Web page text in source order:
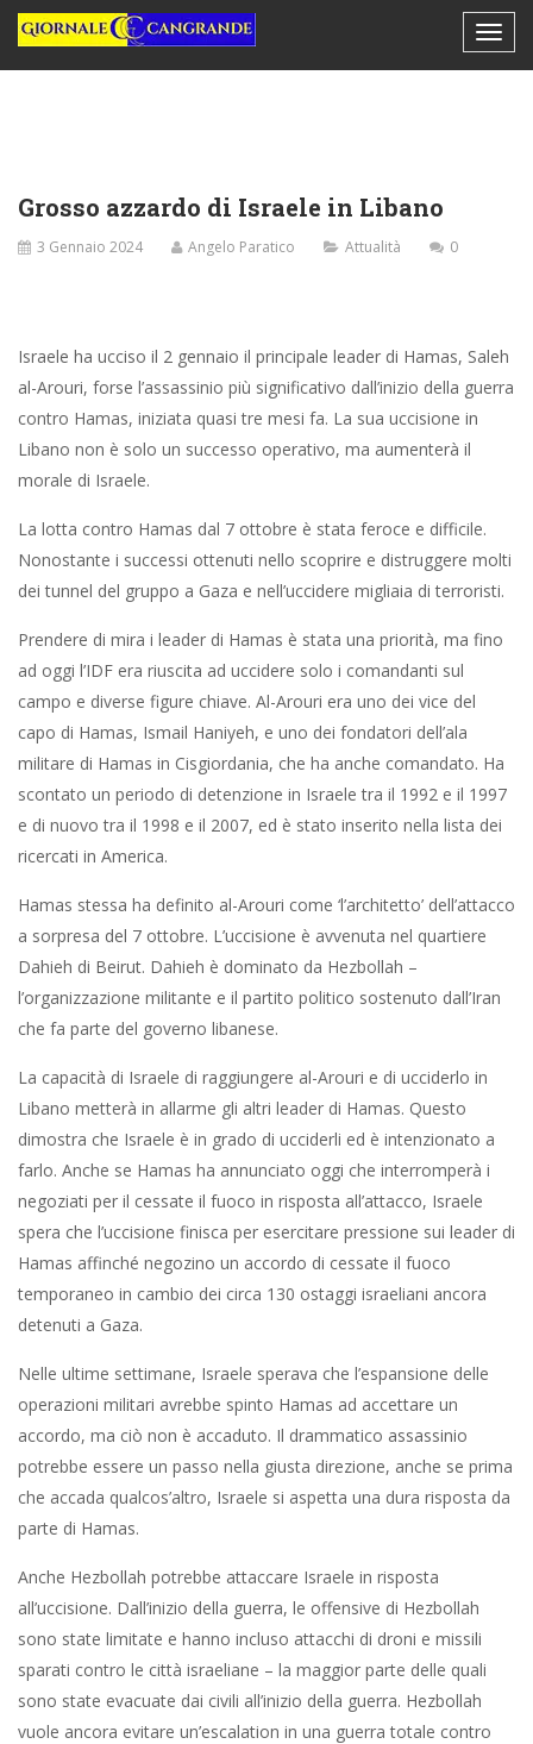
Grosso azzardo di Israele in Libano
3 Gennaio 2024 Angelo Paratico Attualità 0
Israele ha ucciso il 2 gennaio il principale leader di Hamas, Saleh
al-Arouri, forse l’assassinio più significativo dall’inizio della guerra
contro Hamas, iniziata quasi tre mesi fa. La sua uccisione in
Libano non è solo un successo operativo, ma aumenterà il
morale di Israele.
La lotta contro Hamas dal 7 ottobre è stata feroce e difficile.
Nonostante i successi ottenuti nello scoprire e distruggere molti
dei tunnel del gruppo a Gaza e nell’uccidere migliaia di terroristi.
Prendere di mira i leader di Hamas è stata una priorità, ma fino
ad oggi l’IDF era riuscita ad uccidere solo i comandanti sul
campo e diverse figure chiave. Al-Arouri era uno dei vice del
capo di Hamas, Ismail Haniyeh, e uno dei fondatori dell’ala
militare di Hamas in Cisgiordania, che ha anche comandato. Ha
scontato un periodo di detenzione in Israele tra il 1992 e il 1997
e di nuovo tra il 1998 e il 2007, ed è stato inserito nella lista dei
ricercati in America.
Hamas stessa ha definito al-Arouri come ‘l’architetto’ dell’attacco
a sorpresa del 7 ottobre. L’uccisione è avvenuta nel quartiere
Dahieh di Beirut. Dahieh è dominato da Hezbollah –
l’organizzazione militante e il partito politico sostenuto dall’Iran
che fa parte del governo libanese.
La capacità di Israele di raggiungere al-Arouri e di ucciderlo in
Libano metterà in allarme gli altri leader di Hamas. Questo
dimostra che Israele è in grado di ucciderli ed è intenzionato a
farlo. Anche se Hamas ha annunciato oggi che interromperà i
negoziati per il cessate il fuoco in risposta all’attacco, Israele
spera che l’uccisione finisca per esercitare pressione sui leader di
Hamas affinché negozino un accordo di cessate il fuoco
temporaneo in cambio dei circa 130 ostaggi israeliani ancora
detenuti a Gaza.
Nelle ultime settimane, Israele sperava che l’espansione delle
operazioni militari avrebbe spinto Hamas ad accettare un
accordo, ma ciò non è accaduto. Il drammatico assassinio
potrebbe essere un passo nella giusta direzione, anche se prima
che accada qualcos’altro, Israele si aspetta una dura risposta da
parte di Hamas.
Anche Hezbollah potrebbe attaccare Israele in risposta
all’uccisione. Dall’inizio della guerra, le offensive di Hezbollah
sono state limitate e hanno incluso attacchi di droni e missili
sparati contro le città israeliane – la maggior parte delle quali
sono state evacuate dai civili all’inizio della guerra. Hezbollah
vuole ancora evitare un’escalation in una guerra totale contro